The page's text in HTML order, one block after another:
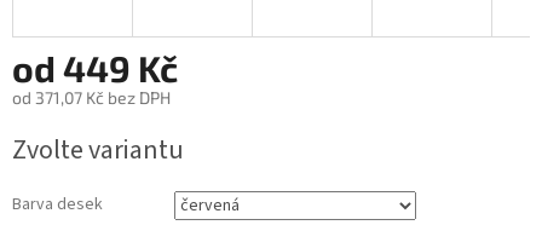
od 449 Kč
od 371,07 Kč bez DPH
cena:
Zvolte variantu
Barva desek